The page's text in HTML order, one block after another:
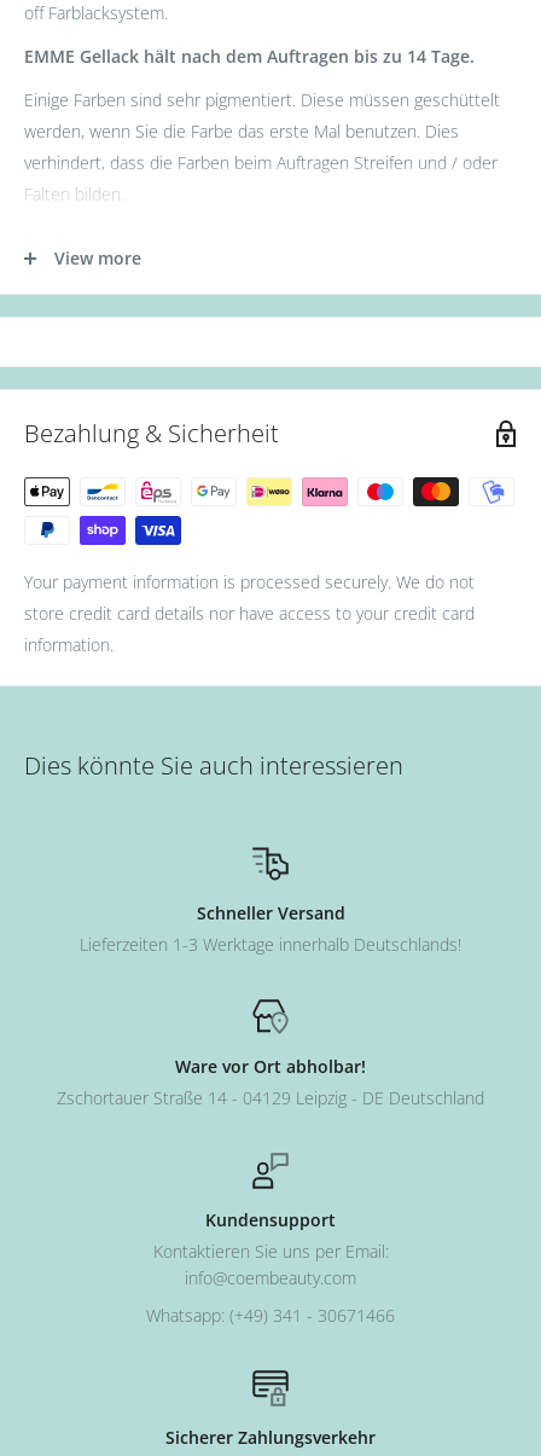
off Farblacksystem.
EMME Gellack hält nach dem Auftragen bis zu 14 Tage.
Einige Farben sind sehr pigmentiert. Diese müssen geschüttelt
werden, wenn Sie die Farbe das erste Mal benutzen. Dies
verhindert, dass die Farben beim Auftragen Streifen und / oder
Falten bilden.
36W UV Lampe für 60s oder 12W LED Lampe für 30s.)
(Aushärtung: 36W UV Lampe für 90s oder 12W LED Lampe für
Lampe für 90s oder 12W LED Lampe für 60s.)
View more
Bezahlung & Sicherheit
Your payment information is processed securely. We do not
store credit card details nor have access to your credit card
information.
Dies könnte Sie auch interessieren
Schneller Versand
Lieferzeiten 1-3 Werktage innerhalb Deutschlands!
Ware vor Ort abholbar!
Zschortauer Straße 14 - 04129 Leipzig - DE Deutschland
Kundensupport
Kontaktieren Sie uns per Email:
info@coembeauty.com
Whatsapp: (+49) 341 - 30671466
Sicherer Zahlungsverkehr